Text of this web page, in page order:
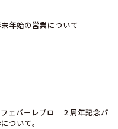
年始の営業について
ェバーレブロ ２周年記念パ
ついて。